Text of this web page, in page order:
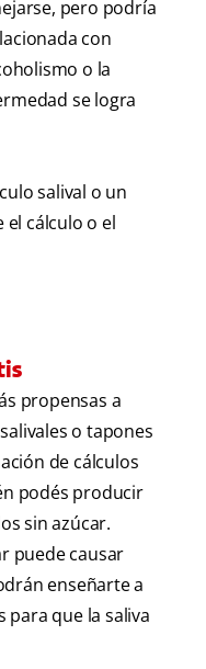
pero podría
con
o la
se logra
salival o un
cálculo o el
propensas a
o tapones
de cálculos
podés producir
sin azúcar.
puede causar
enseñarte a
para que la saliva